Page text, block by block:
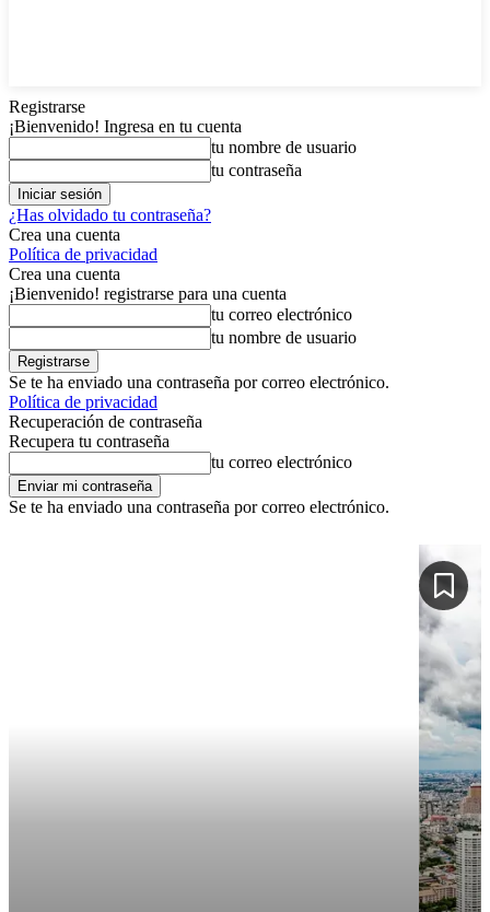
Registrarse
¡Bienvenido! Ingresa en tu cuenta
tu nombre de usuario
tu contraseña
¿Has olvidado tu contraseña?
Crea una cuenta
Política de privacidad
Crea una cuenta
¡Bienvenido! registrarse para una cuenta
tu correo electrónico
tu nombre de usuario
Se te ha enviado una contraseña por correo electrónico.
Política de privacidad
Recuperación de contraseña
Recupera tu contraseña
tu correo electrónico
Se te ha enviado una contraseña por correo electrónico.